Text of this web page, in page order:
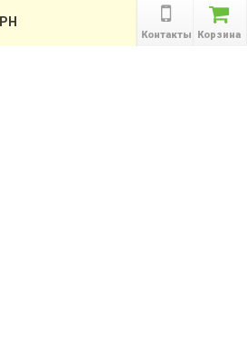
Корзина
Контакты